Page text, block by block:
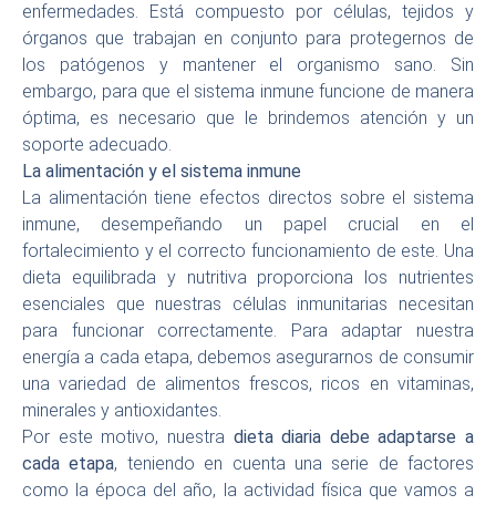
enfermedades. Está compuesto por células, tejidos y
órganos que trabajan en conjunto para protegernos de
los patógenos y mantener el organismo sano. Sin
embargo, para que el sistema inmune funcione de manera
óptima, es necesario que le brindemos atención y un
soporte adecuado.
La alimentación y el sistema inmune
La alimentación tiene efectos directos sobre el sistema
inmune, desempeñando un papel crucial en el
fortalecimiento y el correcto funcionamiento de este. Una
dieta equilibrada y nutritiva proporciona los nutrientes
esenciales que nuestras células inmunitarias necesitan
para funcionar correctamente. Para adaptar nuestra
energía a cada etapa, debemos asegurarnos de consumir
una variedad de alimentos frescos, ricos en vitaminas,
minerales y antioxidantes.
Por este motivo, nuestra dieta diaria debe adaptarse a
cada etapa, teniendo en cuenta una serie de factores
como la época del año, la actividad física que vamos a